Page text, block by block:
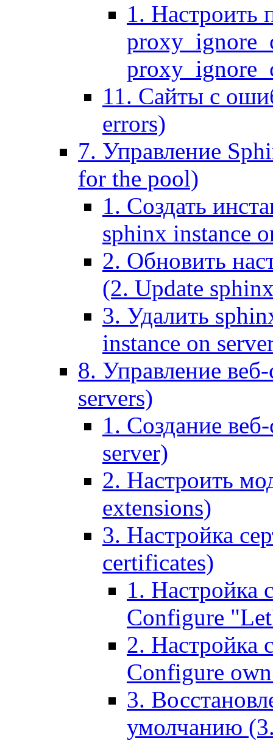
1. Настроить
11. Сайты с
errors)
7. Управление
for the pool)
1. Создать
sphinx instance
2. Обновить
(2. Update
3. Удалить
instance on
8. Управление
servers)
1. Создание
server)
2. Настроить
extensions)
3. Настройка
certificates)
1. Настройка
Configure
2. Настройка
Configure
3.
умолчанию